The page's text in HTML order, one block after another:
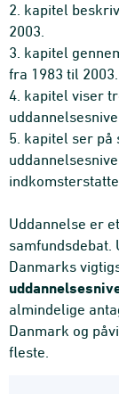
2. kapitel
2003.
3. kapitel
fra 1983 til 2003.
4. kapitel viser
5. kapitel ser
Uddannelse er
Danmarks
almindelige
Danmark og
fleste.